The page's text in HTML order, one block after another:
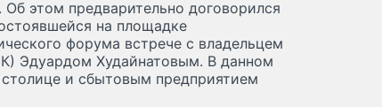
этом предварительно договорился
на площадке
форума встрече с владельцем
Эдуардом Худайнатовым. В данном
и сбытовым предприятием